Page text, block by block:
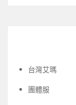
台灣艾瑪
團體服